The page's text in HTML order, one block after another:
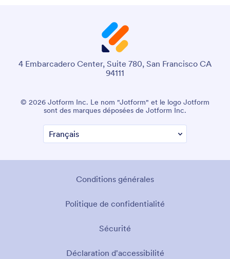
4 Embarcadero Center, Suite 780, San Francisco CA
94111
© 2026 Jotform Inc. Le nom "Jotform" et le logo Jotform
sont des marques déposées de Jotform Inc.
Conditions générales
Politique de confidentialité
Sécurité
Déclaration d'accessibilité